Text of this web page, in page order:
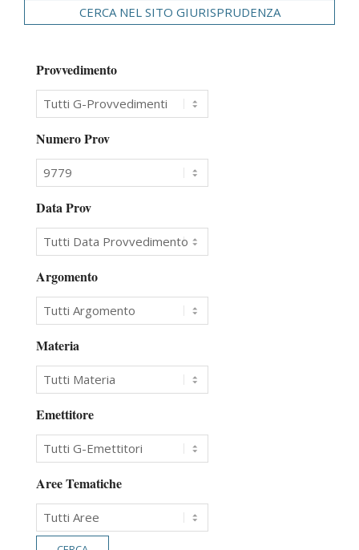
CERCA NEL SITO GIURISPRUDENZA
Provvedimento
Numero Prov
Data Prov
Argomento
Materia
Emettitore
Aree Tematiche